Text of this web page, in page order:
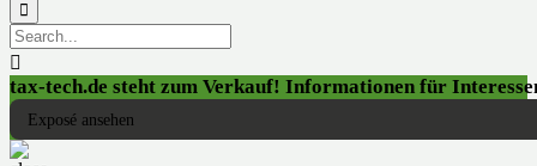


tax-tech.de steht zum Verkauf! Informationen für
Exposé ansehen